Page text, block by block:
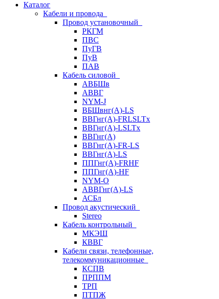
Каталог
Кабели и провода
Провод установочный
РКГМ
ПВС
ПуГВ
ПуВ
ПАВ
Кабель силовой
АВБШв
АВВГ
NYM-J
ВБШвнг(А)-LS
ВВГнг(A)-FRLSLTx
ВВГнг(A)-LSLTx
ВВГнг(А)
ВВГнг(А)-FR-LS
ВВГнг(А)-LS
ППГнг(А)-FRHF
ППГнг(А)-HF
NYM-O
АВВГнг(А)-LS
АСБл
Провод акустический
Stereo
Кабель контрольный
МКЭШ
КВВГ
Кабели связи, телефонные,
телекоммуникационные
КСПВ
ПРППМ
ТРП
ПТПЖ